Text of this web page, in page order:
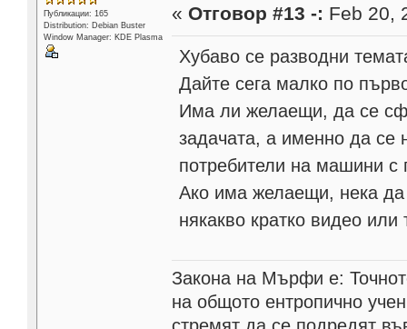
Публикации: 165
Distribution: Debian Buster
Window Manager: KDE Plasma
« Отговор #13 -: Feb 20,
Хубаво се разводни
Дайте сега малко по
Има ли желаещи, да се
задачата, а именно да се
потребители на машини с
Ако има желаещи, нека
някакво кратко видео
Закона на Мърфи е:
на общото ентропично